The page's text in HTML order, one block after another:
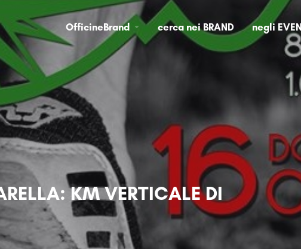
OfficineBrand cerca nei BRAND negli
KM VERTICALE DI